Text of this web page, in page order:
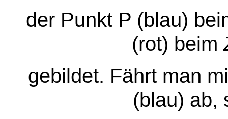
der Punkt P (blau)
(rot) beim
gebildet. Fährt man
(blau) ab,